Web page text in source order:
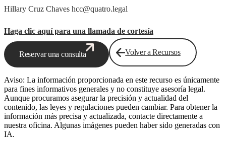
Hillary Cruz Chaves hcc@quatro.legal
Haga clic aquí para una llamada de cortesía
Reservar una consulta Volver a Recursos
Aviso: La información proporcionada en este recurso es únicamente
para fines informativos generales y no constituye asesoría legal.
Aunque procuramos asegurar la precisión y actualidad del
contenido, las leyes y regulaciones pueden cambiar. Para obtener la
información más precisa y actualizada, contacte directamente a
nuestra oficina. Algunas imágenes pueden haber sido generadas con
IA.